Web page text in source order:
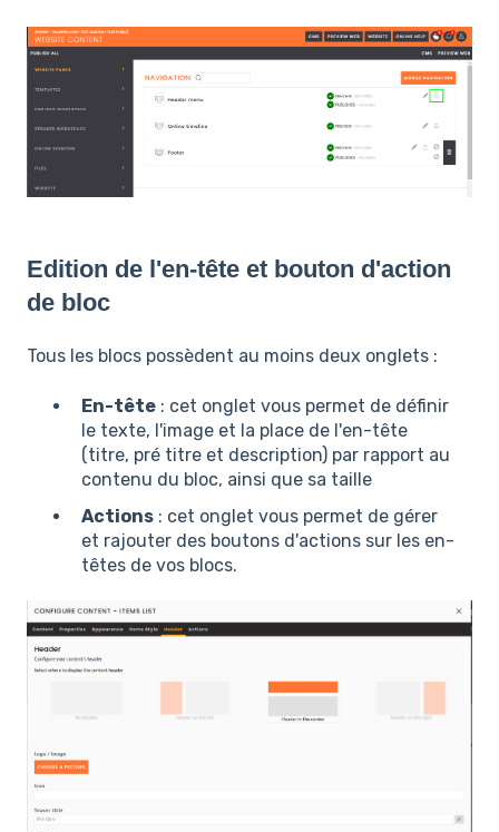
Edition de l'en-tête et bouton d'action
de bloc
Tous les blocs possèdent au moins deux onglets :
En-tête : cet onglet vous permet de définir
le texte, l'image et la place de l'en-tête
(titre, pré titre et description) par rapport au
contenu du bloc, ainsi que sa taille
Actions : cet onglet vous permet de gérer
et rajouter des boutons d'actions sur les en-
têtes de vos blocs.